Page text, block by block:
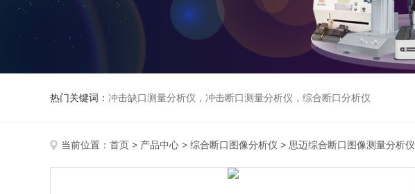
热门关键词： 冲击缺口测量分析仪，冲击断口测量分析仪，综合断口分析仪
当前位置： 首页 > 产品中心 > 综合断口图像分析仪 > 思迈综合断口图像测量分析仪